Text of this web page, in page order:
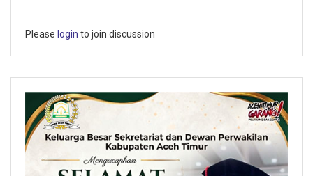
Please login to join discussion